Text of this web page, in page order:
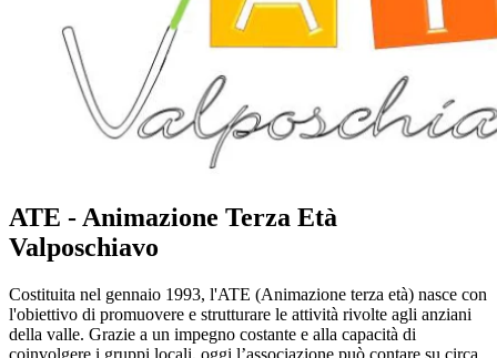
ATE - Animazione Terza Età
Valposchiavo
Costituita nel gennaio 1993, l'ATE (Animazione terza età) nasce con
l'obiettivo di promuovere e strutturare le attività rivolte agli anziani
della valle. Grazie a un impegno costante e alla capacità di
coinvolgere i gruppi locali, oggi l’associazione può contare su circa